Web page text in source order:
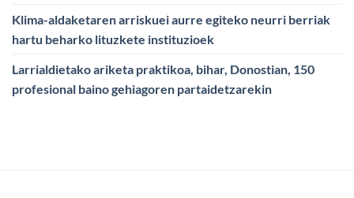
Klima-aldaketaren arriskuei aurre egiteko neurri berriak
hartu beharko lituzkete instituzioek
Larrialdietako ariketa praktikoa, bihar, Donostian, 150
profesional baino gehiagoren partaidetzarekin